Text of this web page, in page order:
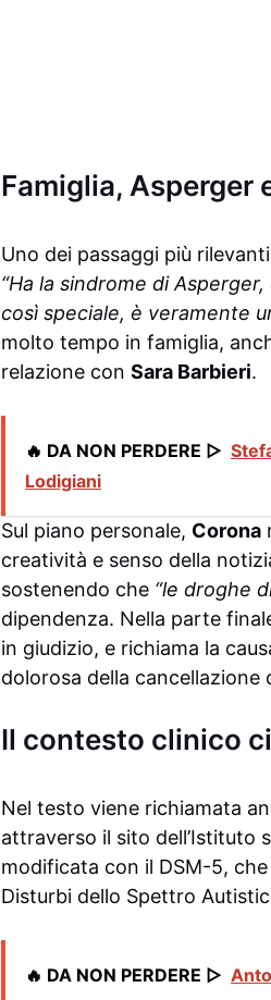
Famiglia, Asperger
Uno dei passaggi più
“Ha la sindrome di
così speciale, è veramente
molto tempo in famiglia,
relazione con Sara Barbieri.
🔥 DA NON PERDERE ▷
Lodigiani
Sul piano personale, Corona
creatività e senso della
sostenendo che “le droghe
dipendenza. Nella parte
in giudizio, e richiama la
dolorosa della
Il contesto clinico
Nel testo viene richiamata
attraverso il sito dell’Istituto
modificata con il DSM-5,
Disturbi dello Spettro
🔥 DA NON PERDERE ▷